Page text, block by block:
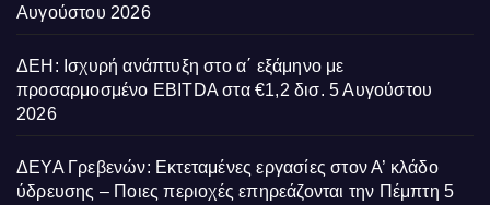
Αυγούστου 2026
ΔΕΗ: Ισχυρή ανάπτυξη στο α΄ εξάμηνο με
προσαρμοσμένο EBITDA στα €1,2 δισ. 5 Αυγούστου
2026
ΔΕΥΑ Γρεβενών: Εκτεταμένες εργασίες στον Α’ κλάδο
ύδρευσης – Ποιες περιοχές επηρεάζονται την Πέμπτη 5